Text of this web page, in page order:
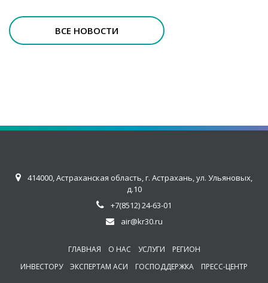
ВСЕ НОВОСТИ
414000, Астраханская область, г. Астрахань, ул. Ульяновых,
д.10
+7(8512) 24-63-01
air@kr30.ru
ГЛАВНАЯ О НАС УСЛУГИ
РЕГИОН
ИНВЕСТОРУ
ЭКСПЕРТАМ АСИ ГОСПОДДЕРЖКА ПРЕСС-ЦЕНТР